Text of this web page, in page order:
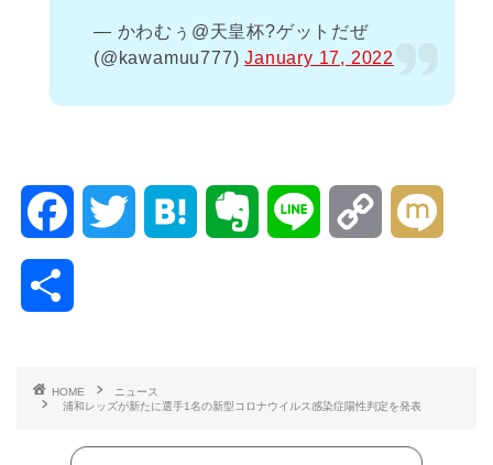
— かわむぅ@天皇杯?ゲットだぜ
(@kawamuu777)January 17, 2022
HOME
ニュース
浦和レッズが新たに選手1名の新型コロナウイルス感染症陽性判定を発表